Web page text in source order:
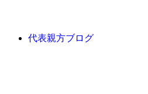
代表親方ブログ